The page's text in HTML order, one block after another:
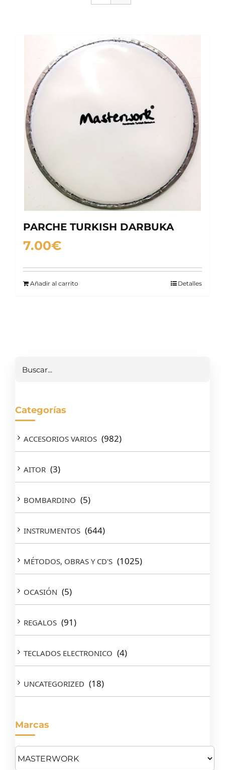
SERVICIOS TALLER
PARCHE TURKISH DARBUKA
7.00€
Añadir al carrito Detalles
Categorías
ACCESORIOS VARIOS (982)
AITOR (3)
BOMBARDINO (5)
INSTRUMENTOS (644)
MÉTODOS, OBRAS Y CD'S (1025)
OCASIÓN (5)
REGALOS (91)
TECLADOS ELECTRONICO (4)
UNCATEGORIZED (18)
Marcas